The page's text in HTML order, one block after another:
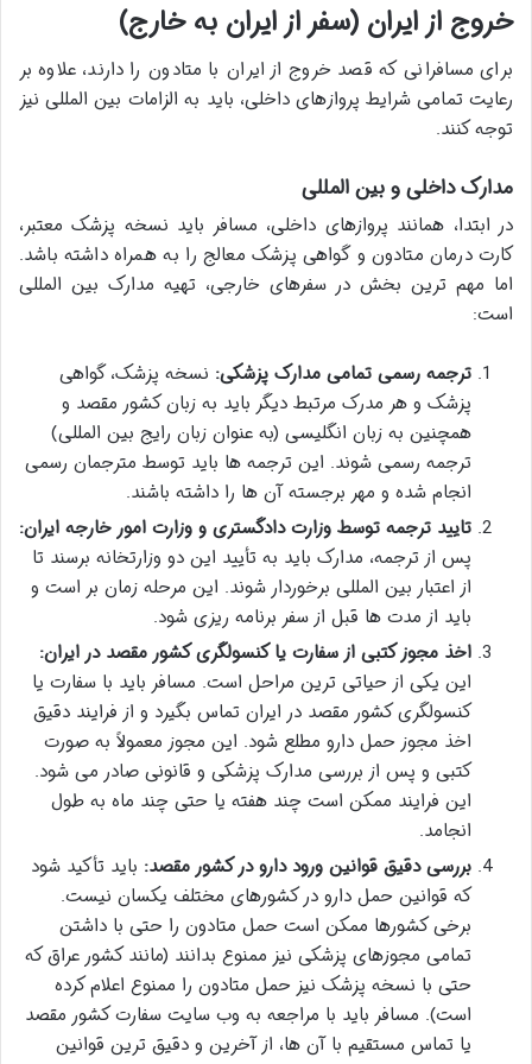
خروج از ایران (سفر از ایران به خارج)
برای مسافرانی که قصد خروج از ایران با متادون را دارند، علاوه بر
رعایت تمامی شرایط پروازهای داخلی، باید به الزامات بین المللی نیز
توجه کنند.
مدارک داخلی و بین المللی
در ابتدا، همانند پروازهای داخلی، مسافر باید نسخه پزشک معتبر،
کارت درمان متادون و گواهی پزشک معالج را به همراه داشته باشد.
اما مهم ترین بخش در سفرهای خارجی، تهیه مدارک بین المللی
است:
ترجمه رسمی تمامی مدارک پزشکی: نسخه پزشک، گواهی
پزشک و هر مدرک مرتبط دیگر باید به زبان کشور مقصد و
همچنین به زبان انگلیسی (به عنوان زبان رایج بین المللی)
ترجمه رسمی شوند. این ترجمه ها باید توسط مترجمان رسمی
انجام شده و مهر برجسته آن ها را داشته باشند.
تایید ترجمه توسط وزارت دادگستری و وزارت امور خارجه ایران:
پس از ترجمه، مدارک باید به تأیید این دو وزارتخانه برسند تا
از اعتبار بین المللی برخوردار شوند. این مرحله زمان بر است و
باید از مدت ها قبل از سفر برنامه ریزی شود.
اخذ مجوز کتبی از سفارت یا کنسولگری کشور مقصد در ایران:
این یکی از حیاتی ترین مراحل است. مسافر باید با سفارت یا
کنسولگری کشور مقصد در ایران تماس بگیرد و از فرایند دقیق
اخذ مجوز حمل دارو مطلع شود. این مجوز معمولاً به صورت
کتبی و پس از بررسی مدارک پزشکی و قانونی صادر می شود.
این فرایند ممکن است چند هفته یا حتی چند ماه به طول
انجامد.
بررسی دقیق قوانین ورود دارو در کشور مقصد: باید تأکید شود
که قوانین حمل دارو در کشورهای مختلف یکسان نیست.
برخی کشورها ممکن است حمل متادون را حتی با داشتن
تمامی مجوزهای پزشکی نیز ممنوع بدانند (مانند کشور عراق که
حتی با نسخه پزشک نیز حمل متادون را ممنوع اعلام کرده
است). مسافر باید با مراجعه به وب سایت سفارت کشور مقصد
یا تماس مستقیم با آن ها، از آخرین و دقیق ترین قوانین